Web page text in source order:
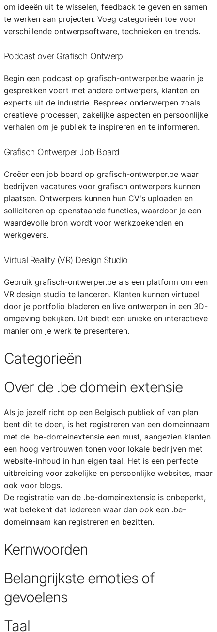
om ideeën uit te wisselen, feedback te geven en samen
te werken aan projecten. Voeg categorieën toe voor
verschillende ontwerpsoftware, technieken en trends.
Podcast over Grafisch Ontwerp
Begin een podcast op grafisch-ontwerper.be waarin je
gesprekken voert met andere ontwerpers, klanten en
experts uit de industrie. Bespreek onderwerpen zoals
creatieve processen, zakelijke aspecten en persoonlijke
verhalen om je publiek te inspireren en te informeren.
Grafisch Ontwerper Job Board
Creëer een job board op grafisch-ontwerper.be waar
bedrijven vacatures voor grafisch ontwerpers kunnen
plaatsen. Ontwerpers kunnen hun CV's uploaden en
solliciteren op openstaande functies, waardoor je een
waardevolle bron wordt voor werkzoekenden en
werkgevers.
Virtual Reality (VR) Design Studio
Gebruik grafisch-ontwerper.be als een platform om een
VR design studio te lanceren. Klanten kunnen virtueel
door je portfolio bladeren en live ontwerpen in een 3D-
omgeving bekijken. Dit biedt een unieke en interactieve
manier om je werk te presenteren.
Categorieën
Over de .be domein extensie
Als je jezelf richt op een Belgisch publiek of van plan
bent dit te doen, is het registreren van een domeinnaam
met de .be-domeinextensie een must, aangezien klanten
een hoog vertrouwen tonen voor lokale bedrijven met
website-inhoud in hun eigen taal. Het is een perfecte
uitbreiding voor zakelijke en persoonlijke websites, maar
ook voor blogs.
De registratie van de .be-domeinextensie is onbeperkt,
wat betekent dat iedereen waar dan ook een .be-
domeinnaam kan registreren en bezitten.
Kernwoorden
Belangrijkste emoties of
gevoelens
Taal